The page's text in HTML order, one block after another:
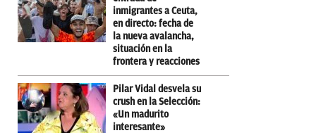
inmigrantes a Ceuta,
en directo: fecha de
la nueva avalancha,
situación en la
frontera y reacciones
Pilar Vidal desvela su
crush en la Selección:
«Un madurito
interesante»